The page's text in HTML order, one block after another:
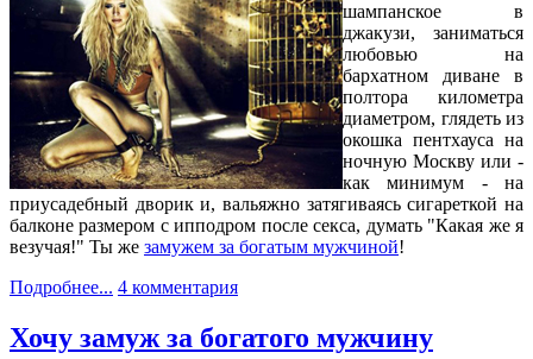
шампанское в
джакузи, заниматься
любовью на
бархатном диване в
полтора километра
диаметром, глядеть из
окошка пентхауса на
ночную Москву или -
как минимум - на
приусадебный дворик и, вальяжно затягиваясь сигареткой на
балконе размером с ипподром после секса, думать "Какая же я
везучая!" Ты же замужем за богатым мужчиной!
Подробнее... 4 комментария
Хочу замуж за богатого мужчину